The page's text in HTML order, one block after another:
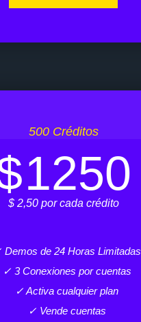
500 Créditos
1250
$ 2,50 por cada crédito
Demos de 24 Horas Limitadas
✓ 3 Conexiones por cuentas
✓ Activa cualquier plan
✓ Vende cuentas